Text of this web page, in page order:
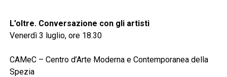
L’oltre. Conversazione con gli artisti
Venerdì 3 luglio, ore 18.30
CAMeC – Centro d’Arte Moderna e Contemporanea della
Spezia